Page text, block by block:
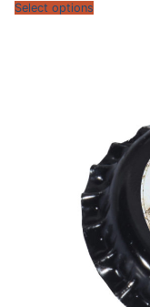
Select options